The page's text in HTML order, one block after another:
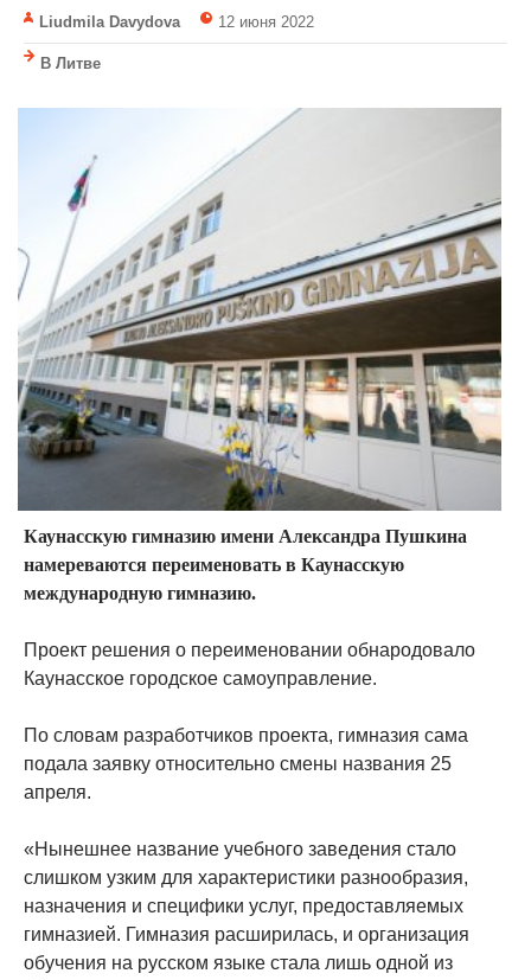
Liudmila Davydova 12 июня 2022
В Литве
Каунасскую гимназию имени Александра Пушкина
намереваются переименовать в Каунасскую
международную гимназию.
Проект решения о переименовании обнародовало
Каунасское городское самоуправление.
По словам разработчиков проекта, гимназия сама
подала заявку относительно смены названия 25
апреля.
«Нынешнее название учебного заведения стало
слишком узким для характеристики разнообразия,
назначения и специфики услуг, предоставляемых
гимназией. Гимназия расширилась, и организация
обучения на русском языке стала лишь одной из